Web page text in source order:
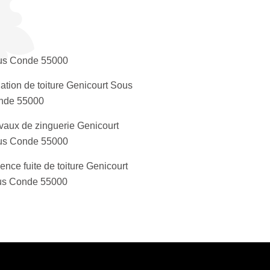
Conde 55000
de toiture Genicourt Sous
55000
de zinguerie Genicourt
Conde 55000
fuite de toiture Genicourt
Conde 55000